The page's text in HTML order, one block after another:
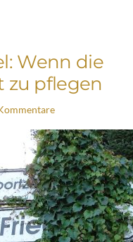
Wenn die
zu pflegen